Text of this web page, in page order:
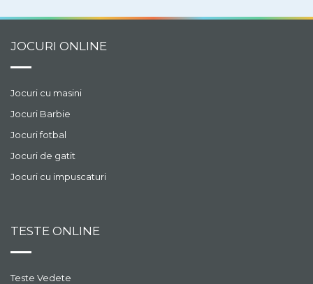
JOCURI ONLINE
Jocuri cu masini
Jocuri Barbie
Jocuri fotbal
Jocuri de gatit
Jocuri cu impuscaturi
TESTE ONLINE
Teste Vedete